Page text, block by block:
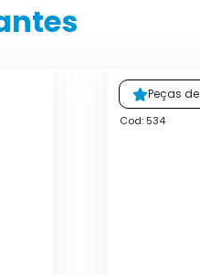
Peças
Cod: 534